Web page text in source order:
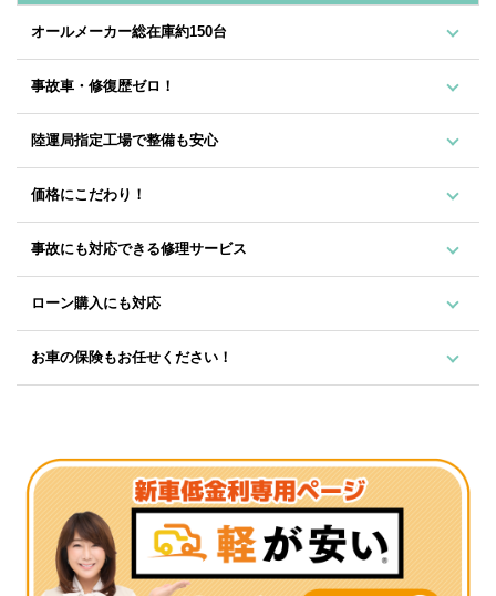
オールメーカー総在庫約150台
事故車・修復歴ゼロ！
陸運局指定工場で整備も安心
価格にこだわり！
事故にも対応できる修理サービス
ローン購入にも対応
お車の保険もお任せください！